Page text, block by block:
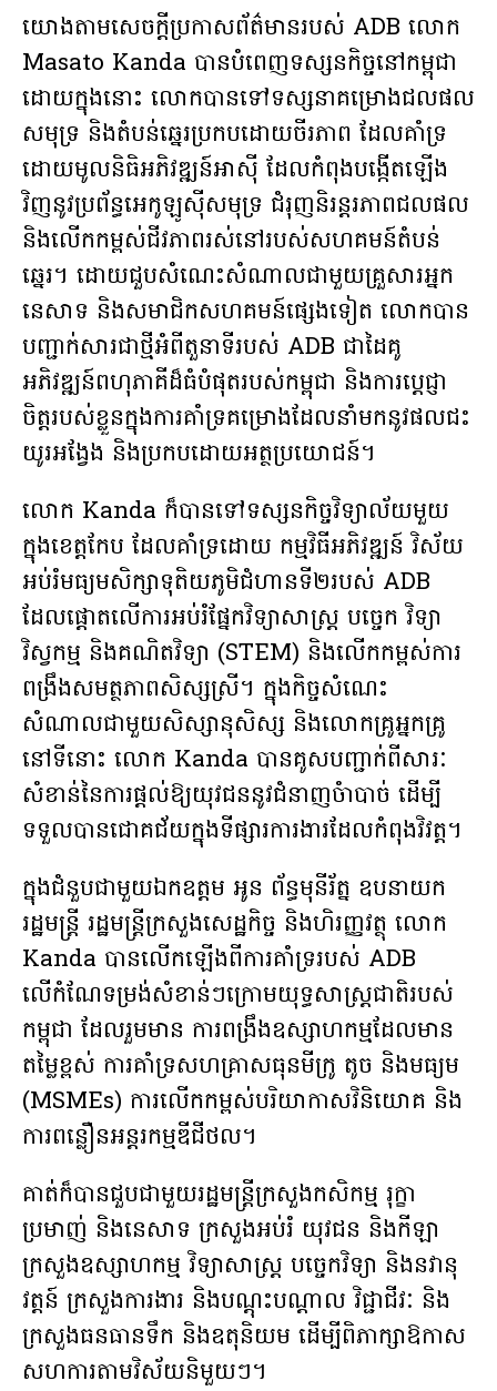
យោង​តាម​សេចក្តីប្រកាសព័ត៌មានរបស់ ADB លោក
Masato Kanda បានបំពេញទស្សនកិច្ច​នៅ​កម្ពុជា
ដោយ​ក្នុងនោះ លោកបានទៅទស្សនាគម្រោងជលផល
សមុទ្រ និងតំបន់ឆ្នេរប្រកបដោយចីរភាព ដែលគាំទ្រ
ដោយមូលនិធិអភិវឌ្ឍន៍អាស៊ី ដែលកំពុងបង្កើតឡើង
វិញនូវប្រព័ន្ធអេកូឡូស៊ីសមុទ្រ ជំរុញនិរន្តរភាពជលផល
និងលើកកម្ពស់ជីវភាពរស់នៅរបស់សហគមន៍តំបន់
ឆ្នេរ។ ដោយជួបសំណេះសំណាលជាមួយគ្រួសារអ្នក
នេសាទ និងសមាជិកសហគមន៍ផ្សេងទៀត លោកបាន
បញ្ជាក់សារជាថ្មីអំពីតួនាទីរបស់ ADB ជាដៃគូ
អភិវឌ្ឍន៍ពហុភាគីដ៏ធំបំផុតរបស់កម្ពុជា និងការប្តេជ្ញា
ចិត្តរបស់ខ្លួនក្នុងការគាំទ្រគម្រោងដែលនាំមកនូវផលជះ
យូរអង្វែង និងប្រកបដោយអត្ថប្រយោជន៍។
លោក Kanda ក៏បានទៅទស្សនកិច្ចវិទ្យាល័យមួយ
ក្នុងខេត្តកែប ដែលគាំទ្រដោយ កម្មវិធីអភិវឌ្ឍន៍ វិស័យ
អប់រំមធ្យមសិក្សាទុតិយភូមិជំហានទី២របស់ ADB
ដែលផ្តោតលើការអប់រំផ្នែកវិទ្យាសាស្ត្រ បច្ចេក វិទ្យា
វិស្វកម្ម និងគណិតវិទ្យា (STEM) និងលើកកម្ពស់ការ
ពង្រឹងសមត្ថភាពសិស្សស្រី។ ក្នុងកិច្ចសំណេះ
សំណាលជាមួយសិស្សានុសិស្ស និងលោកគ្រូអ្នកគ្រូ
នៅទីនោះ លោក Kanda បានគូសបញ្ជាក់ពីសារៈ
សំខាន់នៃការផ្តល់ឱ្យយុវជននូវជំនាញចំាបាច់ ដើម្បី
ទទួលបានជោគជ័យក្នុងទីផ្សារការងារដែលកំពុងវិវត្ត។
ក្នុងជំនួបជាមួយឯកឧត្តម អូន ព័ន្ធមុនីរ័ត្ន ឧបនាយក
រដ្ឋមន្រ្តី រដ្ឋមន្រ្តីក្រសួងសេដ្ឋកិច្ច និងហិរញ្ញវត្ថុ លោក
Kanda បានលើកឡើងពីការគាំទ្ររបស់ ADB
លើកំណែទម្រង់សំខាន់ៗក្រោមយុទ្ធសាស្ត្រជាតិរបស់
កម្ពុជា ដែលរួមមាន ការពង្រឹងឧស្សាហកម្មដែលមាន
តម្លៃខ្ពស់ ការគាំទ្រសហគ្រាសធុនមីក្រូ តូច និងមធ្យម
(MSMEs) ការលើកកម្ពស់បរិយាកាសវិនិយោគ និង
ការពន្លឿនអន្តរកម្មឌីជីថល។
គាត់ក៏បានជួបជាមួយរដ្ឋមន្ត្រីក្រសួងកសិកម្ម រុក្ខា
ប្រមាញ់ និងនេសាទ ក្រសួងអប់រំ យុវជន និងកីឡា
ក្រសួងឧស្សាហកម្ម វិទ្យាសាស្ត្រ បច្ចេកវិទ្យា និងនវានុ
វត្តន៍ ក្រសួងការងារ និងបណ្តុះបណ្តាល វិជ្ជាជីវៈ និង
ក្រសួងធនធានទឹក និងឧតុនិយម ដើម្បីពិភាក្សាឱកាស
សហការតាមវិស័យនិមួយៗ។